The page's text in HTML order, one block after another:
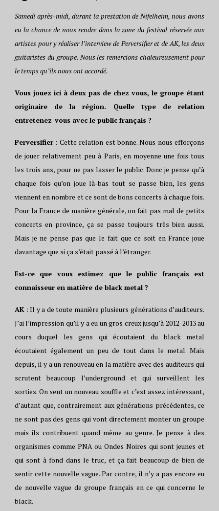
Samedi après-midi, durant la prestation de Nifelheim, nous avons
eu la chance de nous rendre dans la zone du festival réservée aux
artistes pour y réaliser l’interview de Perversifier et de AK, les deux
guitaristes du groupe. Nous les remercions chaleureusement pour
le temps qu’ils nous ont accordé.
Vous jouez ici à deux pas de chez vous, le groupe étant
originaire de la région. Quelle type de relation
entretenez-vous avec le public français ?
Perversifier : Cette relation est bonne. Nous nous efforçons
de jouer relativement peu à Paris, en moyenne une fois tous
les trois ans, pour ne pas lasser le public. Donc je pense qu’à
chaque fois qu’on joue là-bas tout se passe bien, les gens
viennent en nombre et ce sont de bons concerts à chaque fois.
Pour la France de manière générale, on fait pas mal de petits
concerts en province, ça se passe toujours très bien aussi.
Mais je ne pense pas que le fait que ce soit en France joue
davantage que si ça s’était passé à l’étranger.
Est-ce que vous estimez que le public français est
connaisseur en matière de black metal ?
AK : Il y a de toute manière plusieurs générations d’auditeurs.
J’ai l’impression qu’il y a eu un gros creux jusqu’à 2012-2013 au
cours duquel les gens qui écoutaient du black metal
écoutaient également un peu de tout dans le metal. Mais
depuis, il y a un renouveau en la matière avec des auditeurs qui
scrutent beaucoup l’underground et qui surveillent les
sorties. On sent un nouveau souffle et c’est assez intéressant,
d’autant que, contrairement aux générations précédentes, ce
ne sont pas des gens qui vont directement monter un groupe
mais ils contribuent quand même au genre. Je pense à des
organismes comme PNA ou Ondes Noires qui sont jeunes et
qui sont à fond dans le truc, et ça fait beaucoup de bien de
sentir cette nouvelle vague. Par contre, il n’y a pas encore eu
de nouvelle vague de groupe français en ce qui concerne le
black.